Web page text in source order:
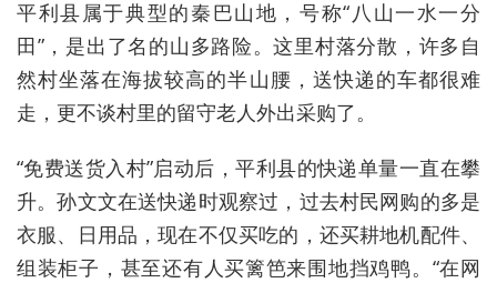
平利县属于典型的秦巴山地，号称“八山一水一分
田”，是出了名的山多路险。这里村落分散，许多自
然村坐落在海拔较高的半山腰，送快递的车都很难
走，更不谈村里的留守老人外出采购了。
“免费送货入村”启动后，平利县的快递单量一直在攀
升。孙文文在送快递时观察过，过去村民网购的多是
衣服、日用品，现在不仅买吃的，还买耕地机配件、
组装柜子，甚至还有人买篱笆来围地挡鸡鸭。“在网